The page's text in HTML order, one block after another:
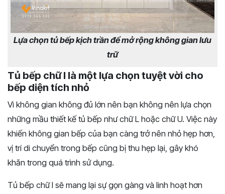
Lựa chọn tủ bếp kịch trần để mở rộng không gian lưu
trữ
Tủ bếp chữ I là một lựa chọn tuyệt vời cho
bếp diện tích nhỏ
Vì không gian không đủ lớn nên bạn không nên lựa chọn
những mầu thiết kế tủ bếp như chữ L hoặc chữ U. Việc này
khiến không gian bếp của bạn càng trở nên nhỏ hẹp hơn,
vị trí di chuyển trong bếp cũng bị thu hẹp lại, gây khó
khăn trong quá trình sử dụng.
Tủ bếp chữ I sẽ mang lại sự gọn gàng và linh hoạt hơn